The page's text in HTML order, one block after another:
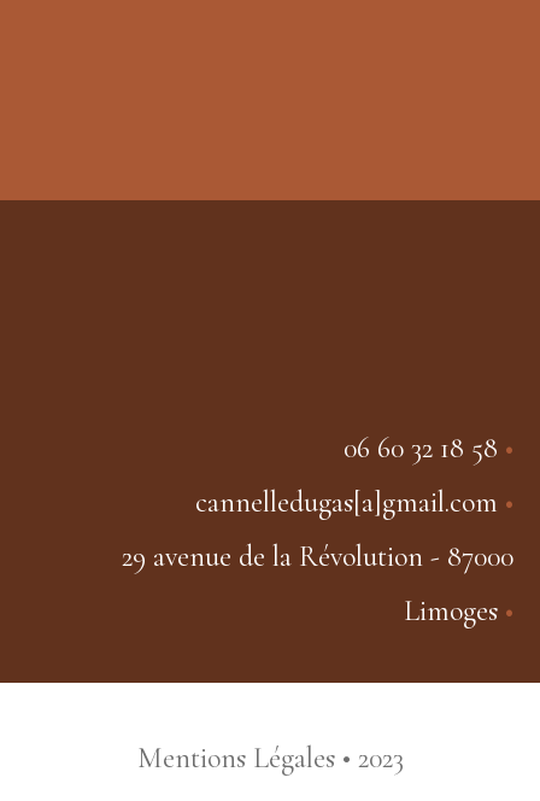
06 60 32 18 58 •
cannelledugas[a]gmail.com •
29 avenue de la Révolution - 87000
Limoges •
Mentions Légales• 2023